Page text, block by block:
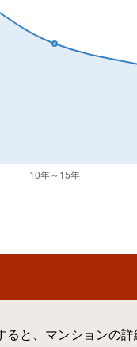
と、マンションの詳